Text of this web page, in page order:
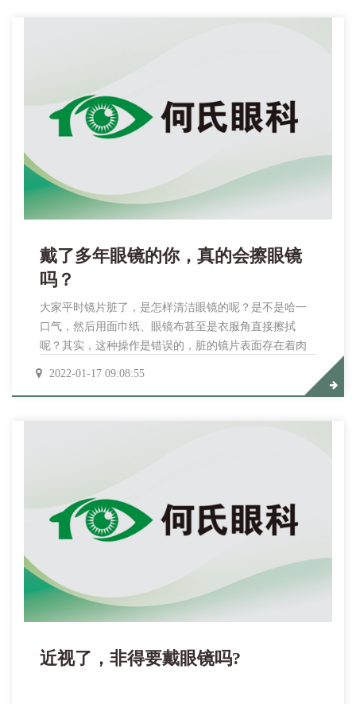
受镜框的舒适度、美观性，对活泼好动的孩子，体验镜
戴了多年眼镜的你，真的会擦眼镜
吗？
大家平时镜片脏了，是怎样清洁眼镜的呢？是不是哈一
口气，然后用面巾纸、眼镜布甚至是衣服角直接擦拭
呢？其实，这种操作是错误的，脏的镜片表面存在着肉
清洁喷雾四．到眼镜店内，使用超声波清洗机清洗
2022-01-17 09:08:55
近视了，非得要戴眼镜吗?